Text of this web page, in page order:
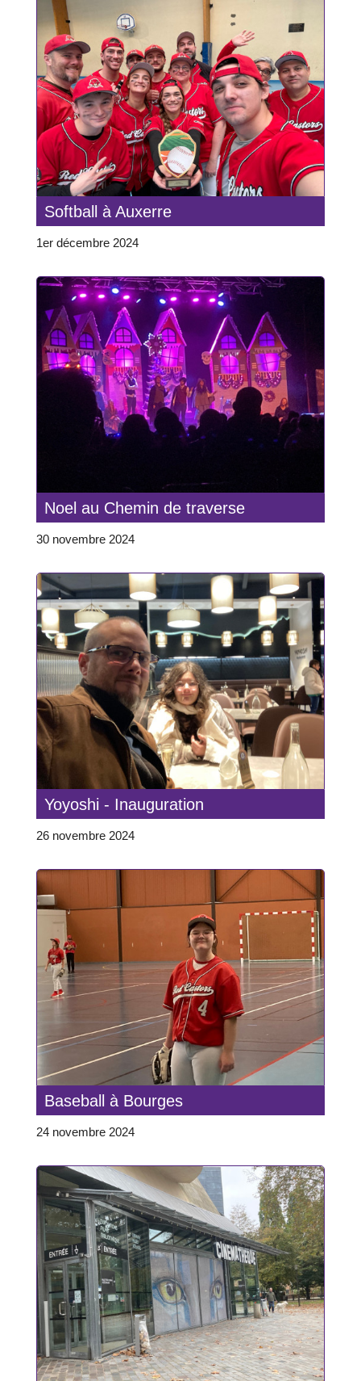
Softball à Auxerre
1er décembre 2024
Noel au Chemin de traverse
30 novembre 2024
Yoyoshi - Inauguration
26 novembre 2024
Baseball à Bourges
24 novembre 2024